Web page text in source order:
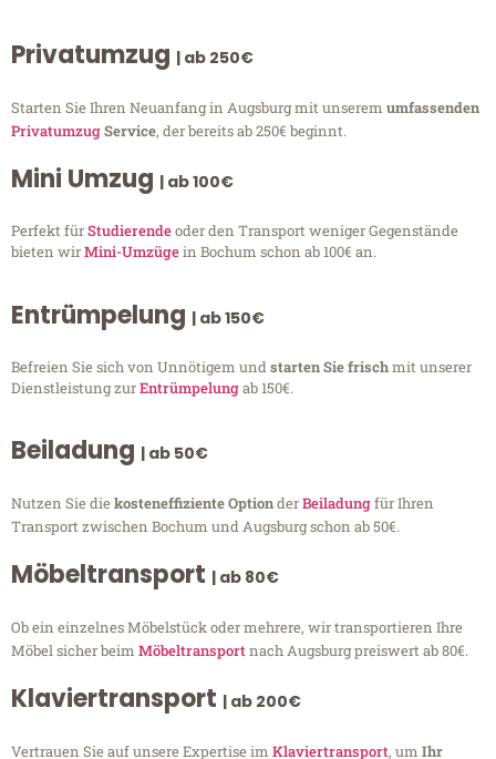
Privatumzug | ab 250€
Starten Sie Ihren Neuanfang in Augsburg mit unserem umfassenden
PrivatumzugService, der bereits ab 250€ beginnt.
Mini Umzug | ab 100€
Perfekt fürStudierendeoder den Transport weniger Gegenstände
bieten wirMini-Umzügein Bochum schon ab 100€ an.
Entrümpelung | ab 150€
Befreien Sie sich von Unnötigem undstarten Sie frischmit unserer
Dienstleistung zurEntrümpelungab 150€.
Beiladung | ab 50€
Nutzen Sie diekosteneffiziente OptionderBeiladungfür Ihren
Transport zwischen Bochum und Augsburg schon ab 50€.
Möbeltransport | ab 80€
Ob ein einzelnes Möbelstück oder mehrere, wir transportieren Ihre
Möbel sicher beim Möbeltransportnach Augsburg preiswert ab 80€.
Klaviertransport | ab 200€
Vertrauen Sie auf unsere Expertise im Klaviertransport, um Ihr